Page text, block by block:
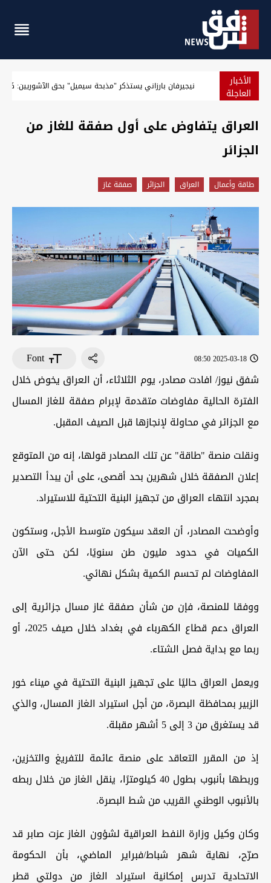
الأخبار
العاجلة خلال 55 يوماً.. هل ينجح العراق في حصر السلاح؟
العراق يتفاوض على أول صفقة للغاز من
الجزائر
طاقة وأعمال العراق الجزائر صفقة غاز
2025-03-18 08:50
Font
شفق نيوز/ افادت مصادر، يوم الثلاثاء، أن العراق يخوض خلال
الفترة الحالية مفاوضات متقدمة لإبرام صفقة للغاز المسال
مع الجزائر في محاولة لإنجازها قبل الصيف المقبل.
ونقلت منصة "طاقة" عن تلك المصادر قولها، إنه من المتوقع
إعلان الصفقة خلال شهرين بحد أقصى، على أن يبدأ التصدير
بمجرد انتهاء العراق من تجهيز البنية التحتية للاستيراد.
وأوضحت المصادر، أن العقد سيكون متوسط الأجل، وستكون
الكميات في حدود مليون طن سنويًا، لكن حتى الآن
المفاوضات لم تحسم الكمية بشكل نهائي.
ووفقا للمنصة، فإن من شأن صفقة غاز مسال جزائرية إلى
العراق دعم قطاع الكهرباء في بغداد خلال صيف 2025، أو
ربما مع بداية فصل الشتاء.
ويعمل العراق حاليًا على تجهيز البنية التحتية في ميناء خور
الزبير بمحافظة البصرة، من أجل استيراد الغاز المسال، والذي
قد يستغرق من 3 إلى 5 أشهر مقبلة.
إذ من المقرر التعاقد على منصة عائمة للتفريغ والتخزين،
وربطها بأنبوب بطول 40 كيلومترًا، ينقل الغاز من خلال ربطه
بالأنبوب الوطني القريب من شط البصرة.
وكان وكيل وزارة النفط العراقية لشؤون الغاز عزت صابر قد
صرّح، نهاية شهر شباط/فبراير الماضي، بأن الحكومة
الاتحادية تدرس إمكانية استيراد الغاز من دولتي قطر